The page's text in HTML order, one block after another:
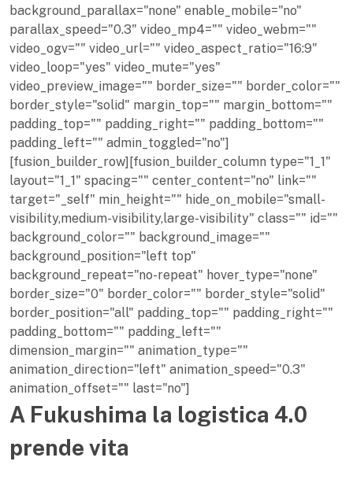
background_parallax="none" enable_mobile="no"
parallax_speed="0.3" video_mp4="" video_webm=""
video_ogv="" video_url="" video_aspect_ratio="16:9"
video_loop="yes" video_mute="yes"
video_preview_image="" border_size="" border_color=""
border_style="solid" margin_top="" margin_bottom=""
padding_top="" padding_right="" padding_bottom=""
padding_left="" admin_toggled="no"]
[fusion_builder_row][fusion_builder_column type="1_1"
layout="1_1" spacing="" center_content="no" link=""
target="_self" min_height="" hide_on_mobile="small-
visibility,medium-visibility,large-visibility" class="" id=""
background_color="" background_image=""
background_position="left top"
background_repeat="no-repeat" hover_type="none"
border_size="0" border_color="" border_style="solid"
border_position="all" padding_top="" padding_right=""
padding_bottom="" padding_left=""
dimension_margin="" animation_type=""
animation_direction="left" animation_speed="0.3"
animation_offset="" last="no"]
A Fukushima la logistica 4.0
prende vita